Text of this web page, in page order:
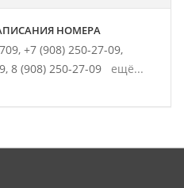
НОМЕРА
+7 (908) 250-27-09,
8 (908) 250-27-09 ещё...